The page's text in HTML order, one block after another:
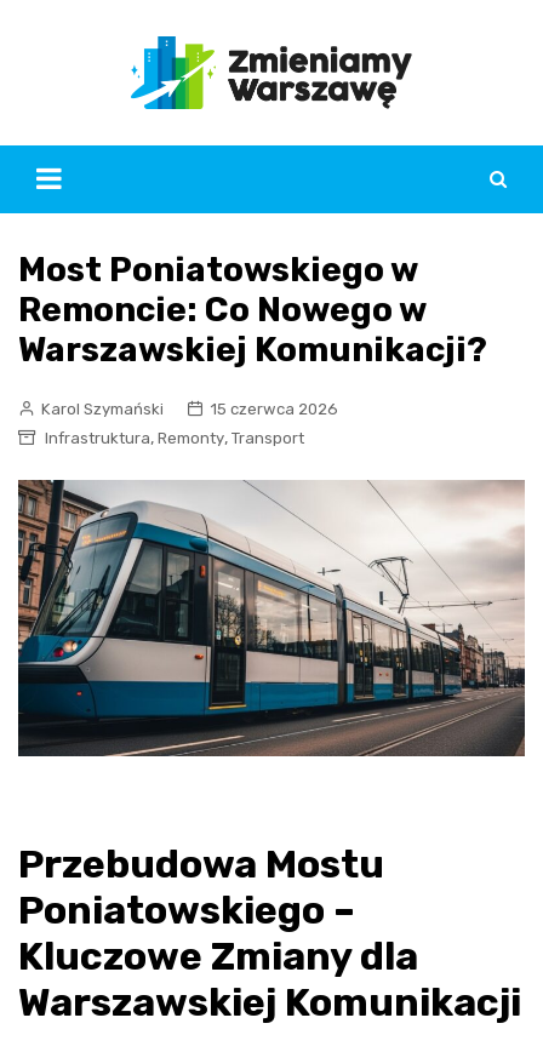
Most Poniatowskiego w
Remoncie: Co Nowego w
Warszawskiej Komunikacji?
Karol Szymański
15 czerwca 2026
Infrastruktura, Remonty, Transport
Przebudowa Mostu
Poniatowskiego –
Kluczowe Zmiany dla
Warszawskiej Komunikacji